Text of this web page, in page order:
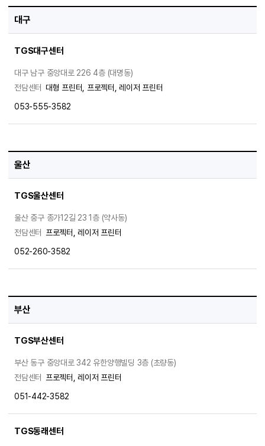
대구
TGS대구센터
대구 남구 중앙대로 226 4층 (대명동)
전담센터
대형 프린터, 프로젝터, 레이저 프린터
053-555-3582
울산
TGS울산센터
울산 중구 종가12길 23 1층 (약사동)
전담센터
프로젝터, 레이저 프린터
052-260-3582
부산
TGS부산센터
부산 동구 중앙대로 342 유한양행빌딩 3층 (초량동)
전담센터
프로젝터, 레이저 프린터
051-442-3582
TGS동래센터